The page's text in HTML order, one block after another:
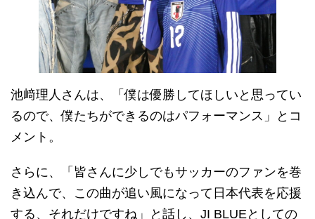
池﨑理人さんは、「僕は優勝してほしいと思ってい
るので、僕たちができるのはパフォーマンス」とコ
メント。
さらに、「皆さんに少しでもサッカーのファンを巻
き込んで、この曲が追い風になって日本代表を応援
する、それだけですね」と話し、JI BLUEとしての